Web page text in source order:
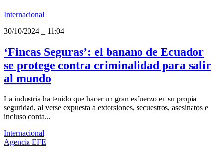
Internacional
30/10/2024
11:04
‘Fincas Seguras’: el banano de Ecuador
se protege contra criminalidad para salir
al mundo
La industria ha tenido que hacer un gran esfuerzo en su propia
seguridad, al verse expuesta a extorsiones, secuestros, asesinatos e
incluso conta...
Internacional
Agencia EFE